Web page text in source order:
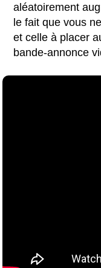
aléatoirement
le fait que vous
et celle à placer
bande-annonce